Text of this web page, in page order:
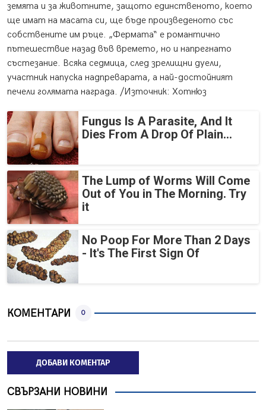
земята и за животните, защото единственото, което
ще имат на масата си, ще бъде произведеното със
собствените им ръце. „Фермата“ е романтично
пътешествие назад във времето, но и напрегнато
състезание. Всяка седмица, след зрелищни дуели,
участник напуска надпреварата, а най-достойният
печели голямата награда. /Източник: Хотнюз
Fungus Is A Parasite, And It
Dies From A Drop Of Plain...
The Lump of Worms Will Come
Out of You in The Morning. Try
it
No Poop For More Than 2 Days
- It's The First Sign Of
КОМЕНТАРИ 0
ДОБАВИ КОМЕНТАР
СВЪРЗАНИ НОВИНИ